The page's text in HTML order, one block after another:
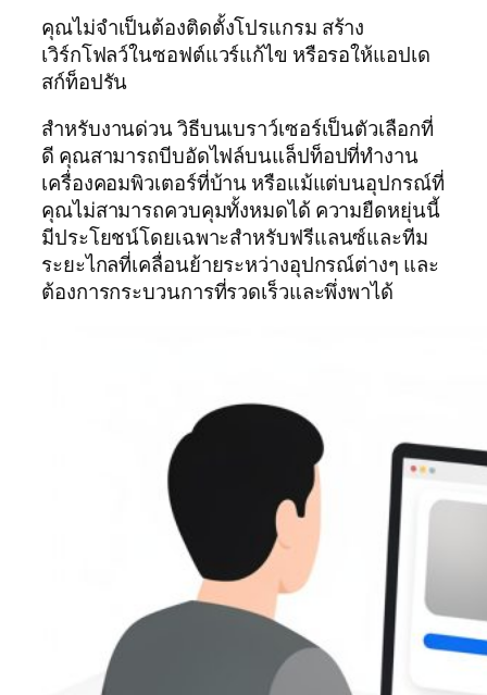
คุณไม่จำเป็นต้องติดตั้งโปรแกรม สร้าง
เวิร์กโฟลว์ในซอฟต์แวร์แก้ไข หรือรอให้แอปเด
สก์ท็อปรัน
สำหรับงานด่วน วิธีบนเบราว์เซอร์เป็นตัวเลือกที่
ดี คุณสามารถบีบอัดไฟล์บนแล็ปท็อปที่ทำงาน
เครื่องคอมพิวเตอร์ที่บ้าน หรือแม้แต่บนอุปกรณ์ที่
คุณไม่สามารถควบคุมทั้งหมดได้ ความยืดหยุ่นนี้
มีประโยชน์โดยเฉพาะสำหรับฟรีแลนซ์และทีม
ระยะไกลที่เคลื่อนย้ายระหว่างอุปกรณ์ต่างๆ และ
ต้องการกระบวนการที่รวดเร็วและพึ่งพาได้